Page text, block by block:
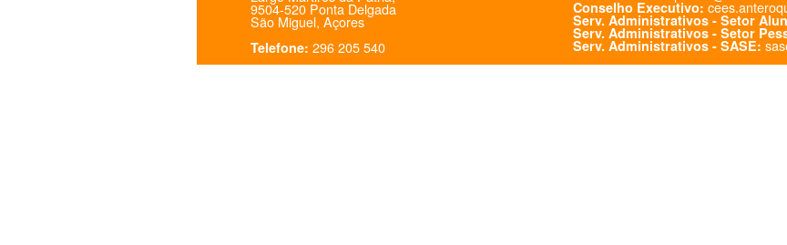
9504-520 Ponta Delgada
São Miguel, Açores
Telefone: 296 205 540
Conselho Executivo:
Serv. Administrativos - Setor
Serv. Administrativos - Setor
Serv. Administrativos - SASE: